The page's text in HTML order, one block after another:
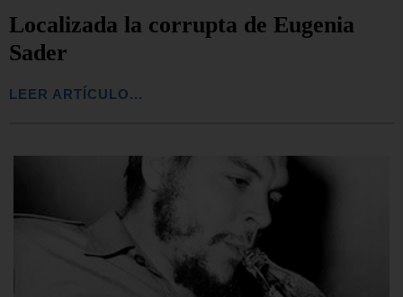
Localizada la corrupta de Eugenia
Sader
LEER ARTÍCULO...